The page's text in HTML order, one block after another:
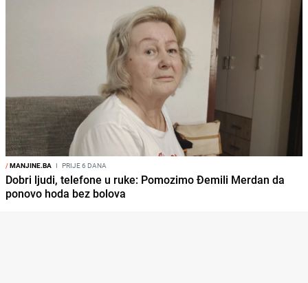
/MANJINE.BA I PRIJE 6 DANA
Dobri ljudi, telefone u ruke: Pomozimo Đemili Merdan da
ponovo hoda bez bolova